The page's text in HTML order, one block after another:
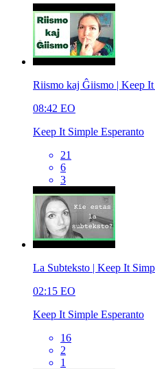
Riismo kaj Ĝiismo | Keep
08:42 EO
Keep It Simple Esperanto
21
6
3
La Subteksto | Keep It
02:15 EO
Keep It Simple Esperanto
16
2
1